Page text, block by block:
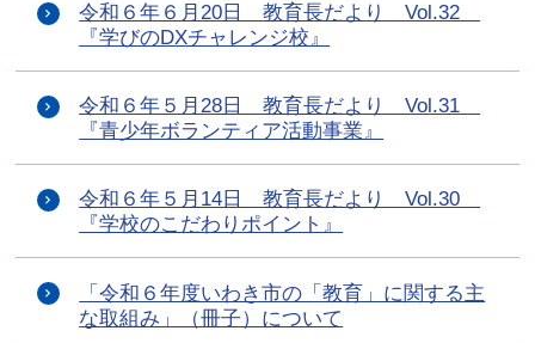
令和６年６月20日 教育長だより Vol.32
『学びのDXチャレンジ校』
令和６年５月28日 教育長だより Vol.31
『青少年ボランティア活動事業』
令和６年５月14日 教育長だより Vol.30
『学校のこだわりポイント』
「令和６年度いわき市の「教育」に関する主
な取組み」（冊子）について